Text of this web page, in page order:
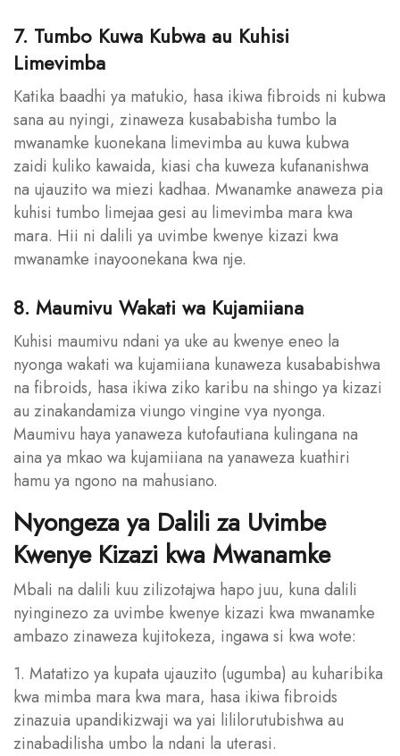
7. Tumbo Kuwa Kubwa au Kuhisi
Limevimba
Katika baadhi ya matukio, hasa ikiwa fibroids ni kubwa
sana au nyingi, zinaweza kusababisha tumbo la
mwanamke kuonekana limevimba au kuwa kubwa
zaidi kuliko kawaida, kiasi cha kuweza kufananishwa
na ujauzito wa miezi kadhaa. Mwanamke anaweza pia
kuhisi tumbo limejaa gesi au limevimba mara kwa
mara. Hii ni dalili ya uvimbe kwenye kizazi kwa
mwanamke inayoonekana kwa nje.
8. Maumivu Wakati wa Kujamiiana
Kuhisi maumivu ndani ya uke au kwenye eneo la
nyonga wakati wa kujamiiana kunaweza kusababishwa
na fibroids, hasa ikiwa ziko karibu na shingo ya kizazi
au zinakandamiza viungo vingine vya nyonga.
Maumivu haya yanaweza kutofautiana kulingana na
aina ya mkao wa kujamiiana na yanaweza kuathiri
hamu ya ngono na mahusiano.
Nyongeza ya Dalili za Uvimbe
Kwenye Kizazi kwa Mwanamke
Mbali na dalili kuu zilizotajwa hapo juu, kuna dalili
nyinginezo za uvimbe kwenye kizazi kwa mwanamke
ambazo zinaweza kujitokeza, ingawa si kwa wote:
1. Matatizo ya kupata ujauzito (ugumba) au kuharibika
kwa mimba mara kwa mara, hasa ikiwa fibroids
zinazuia upandikizwaji wa yai lililorutubishwa au
zinabadilisha umbo la ndani la uterasi.